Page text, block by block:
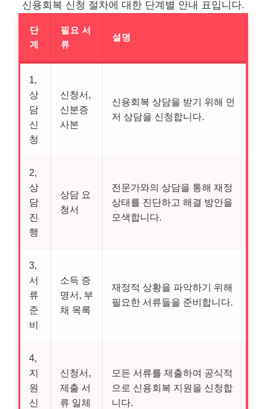
신용회복 신청 절차에 대한 단계별 안내 표입니다.
단
계
필요 서
류
설명
1,
상
담
신
청
신청서,
신분증
사본
신용회복 상담을 받기 위해 먼
저 상담을 신청합니다.
2,
상
담
진
행
상담 요
청서
전문가와의 상담을 통해 재정
상태를 진단하고 해결 방안을
모색합니다.
3,
서
류
준
비
소득 증
명서, 부
채 목록
재정적 상황을 파악하기 위해
필요한 서류들을 준비합니다.
4,
지
원
신
신청서,
제출 서
류 일체
모든 서류를 제출하여 공식적
으로 신용회복 지원을 신청합
니다.